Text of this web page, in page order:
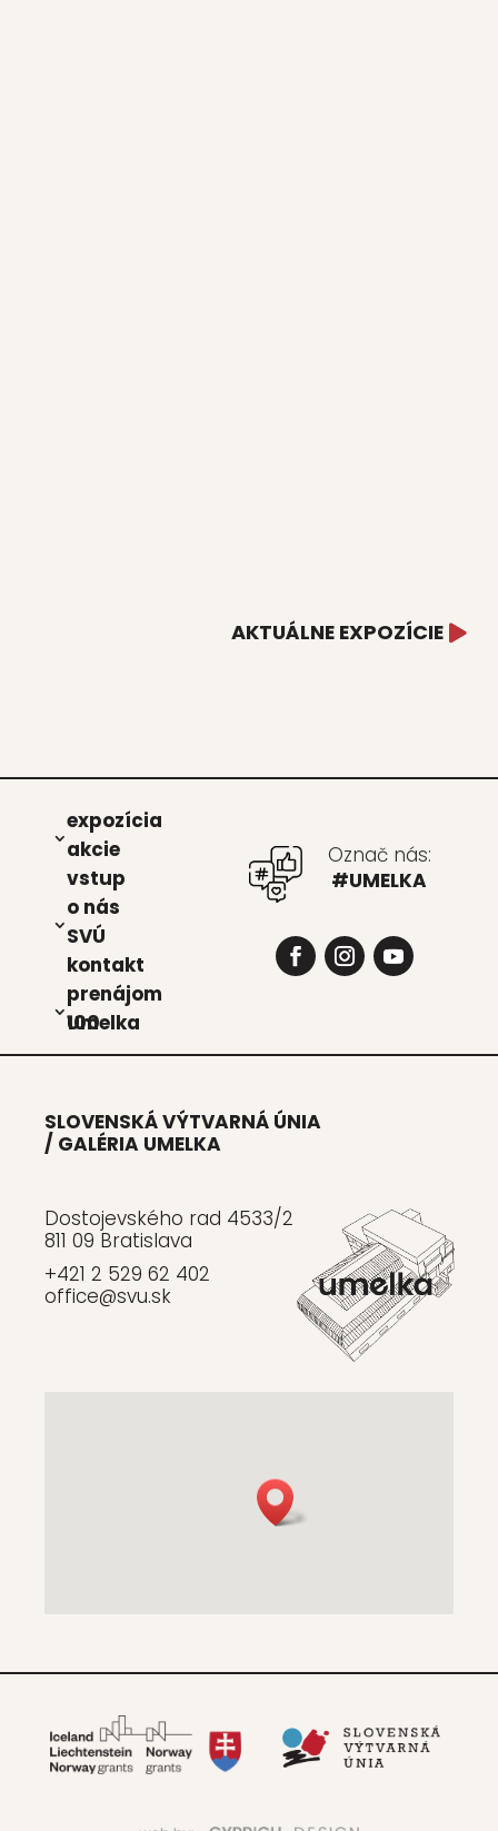
AKTUÁLNE EXPOZÍCIE
expo­zí­cia
akcie
vstup
o nás
SVÚ
kon­takt
pre­ná­jom
Umel­ka 100
Označ nás:
#UMELKA
SLOVENSKÁ VÝTVARNÁ ÚNIA
/ GALÉRIA UMELKA
Dostojevského rad 4533/2
811 09 Bratislava
+421 2 529 62 402
office@svu.sk